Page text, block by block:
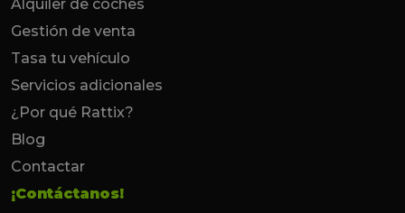
Alquiler de coches
Gestión de venta
Tasa tu vehículo
Servicios adicionales
¿Por qué Rattix?
Blog
Contactar
¡Contáctanos!